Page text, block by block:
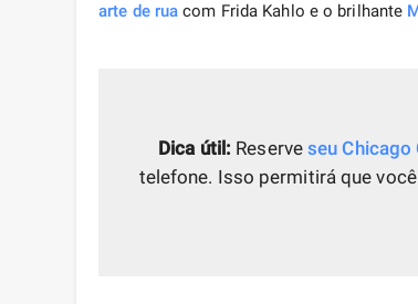
arte de rua com Frida Kahlo e o brilhante
Dica útil: Reserveseu Chicago
telefone. Isso permitirá que